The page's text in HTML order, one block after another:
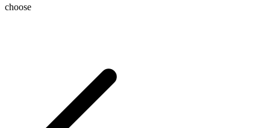
choose